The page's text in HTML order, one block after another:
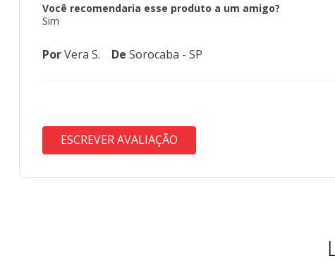
Você recomendaria esse produto a um amigo?
Sim
PorVera S. De Sorocaba - SP
ESCREVER AVALIAÇÃO